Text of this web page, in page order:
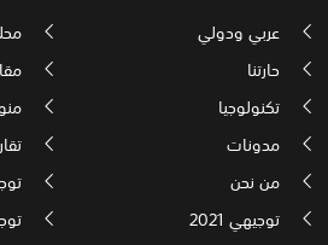
عربي ودولي
حارتنا
تكنولوجيا
مدونات
من نحن
توجيهي 2021